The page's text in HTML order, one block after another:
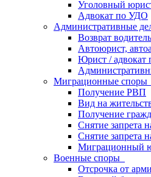
Уголовный
Адвокат по УДО
Административные
Возврат
Автоюрист,
Юрист /
Миграционные споры
Получение РВП
Вид на
Получение
Снятие запрета
Снятие запрета
Миграционный
Военные споры
Отсрочка от